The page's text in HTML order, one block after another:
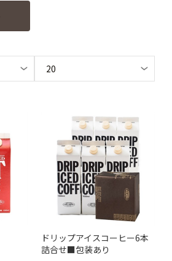
ドリップアイスコーヒー6本
詰合せ■包装あり